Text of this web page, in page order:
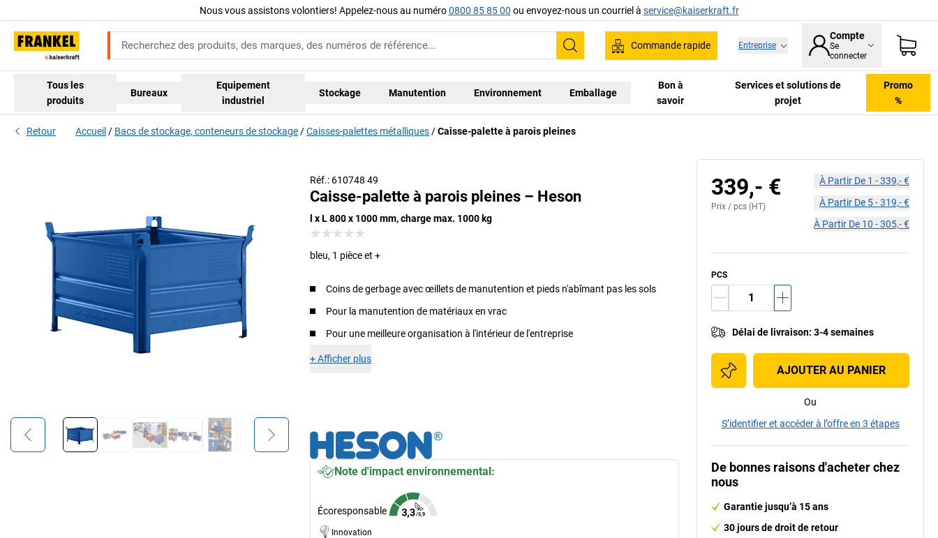
Nous vous assistons volontiers! Appelez-nous au numéro0800 85 85 00 ou envoyez-nous un courriel à service@kaiserkraft.fr
Recherche
Commande rapide Entreprise
Compte
Se
connecter
Tous les
produits
Bureaux
Equipement
industriel
Stockage Manutention Environnement Emballage
Bon à
savoir
Services et solutions de
projet
Promo
%
Retour Accueil Bacs de stockage, conteneurs de stockage Caisses-palettes métalliques Caisse-palette à parois pleines
Réf.: 610748 49
Caisse-palette à parois pleines – Heson
l x L 800 x 1000 mm, charge max. 1000 kg
bleu, 1 pièce et +
Coins de gerbage avec œillets de manutention et pieds n'abîmant pas les sols
Pour la manutention de matériaux en vrac
Pour une meilleure organisation à l'intérieur de l'entreprise
+Afficher plus
Note d'impact environnemental:
Écoresponsable
Innovation
339,- €
Prix / pcs (HT)
À Partir De 1 -339,- €
À Partir De 5-319,- €
À Partir De 10 -305,- €
PCS
Délai de livraison: 3-4 semaines
AJOUTER AU PANIER
Ou
S’identifier et accéder à l’offre en 3 étapes
De bonnes raisons d'acheter chez
nous
Garantie jusqu’à 15 ans
30 jours de droit de retour